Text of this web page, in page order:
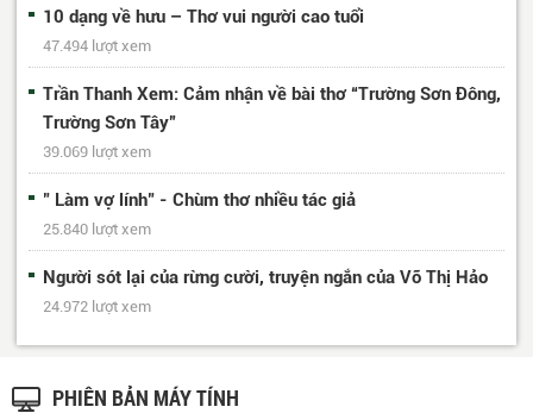
10 dạng về hưu – Thơ vui người cao tuổi
47.494 lượt xem
Trần Thanh Xem: Cảm nhận về bài thơ “Trường Sơn Đông,
Trường Sơn Tây”
39.069 lượt xem
" Làm vợ lính" - Chùm thơ nhiều tác giả
25.840 lượt xem
Người sót lại của rừng cười, truyện ngắn của Võ Thị Hảo
24.972 lượt xem
PHIÊN BẢN MÁY TÍNH